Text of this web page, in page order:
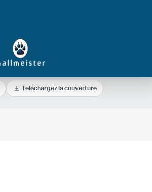
Téléchargez la couverture